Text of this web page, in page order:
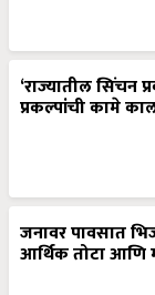
‘राज्यातील सिंचन
प्रकल्पांची कामे
जनावर पावसात
आर्थिक तोटा आणि